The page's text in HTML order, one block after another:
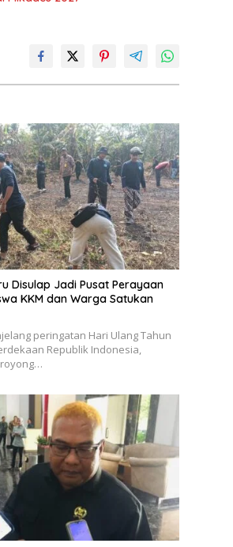
Disulap Jadi Pusat Perayaan
KKM dan Warga Satukan
peringatan Hari Ulang Tahun
Republik Indonesia,